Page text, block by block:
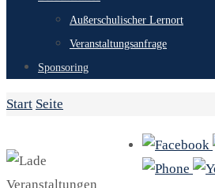
Außerschulischer Lernort
Veranstaltungsanfrage
Sponsoring
Start Seite